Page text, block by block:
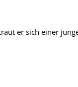
er sich einer